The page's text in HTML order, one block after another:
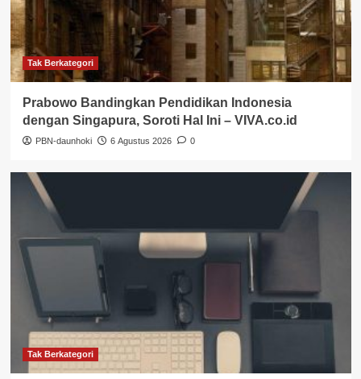
Tak Berkategori
Prabowo Bandingkan Pendidikan Indonesia
dengan Singapura, Soroti Hal Ini – VIVA.co.id
PBN-daunhoki 6 Agustus 2026 0
Tak Berkategori